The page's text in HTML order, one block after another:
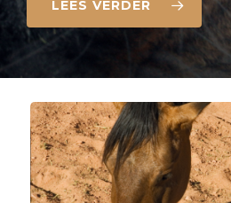
LEES VERDER